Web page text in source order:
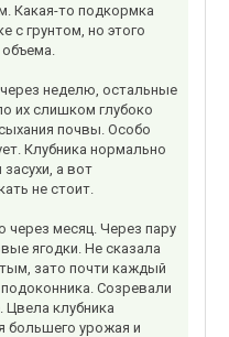
Какая-то подкормка
с грунтом, но этого
неделю, остальные
их слишком глубоко
почвы. Особо
Клубника нормально
а вот
не стоит.
через месяц. Через пару
ягодки. Не сказала
зато почти каждый
Созревали
Цвела клубника
большего урожая и